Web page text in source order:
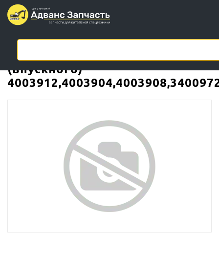
Коромысло клапана M11
(впускного)